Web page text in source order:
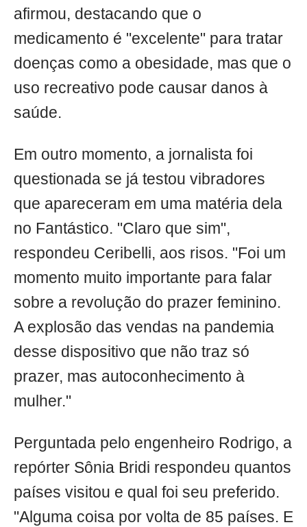
afirmou, destacando que o
medicamento é "excelente" para tratar
doenças como a obesidade, mas que o
uso recreativo pode causar danos à
saúde.
Em outro momento, a jornalista foi
questionada se já testou vibradores
que apareceram em uma matéria dela
no Fantástico. "Claro que sim",
respondeu Ceribelli, aos risos. "Foi um
momento muito importante para falar
sobre a revolução do prazer feminino.
A explosão das vendas na pandemia
desse dispositivo que não traz só
prazer, mas autoconhecimento à
mulher."
Perguntada pelo engenheiro Rodrigo, a
repórter Sônia Bridi respondeu quantos
países visitou e qual foi seu preferido.
"Alguma coisa por volta de 85 países. E